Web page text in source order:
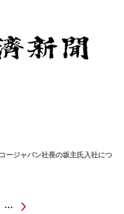
ージャパン社長の坂主氏入社につ